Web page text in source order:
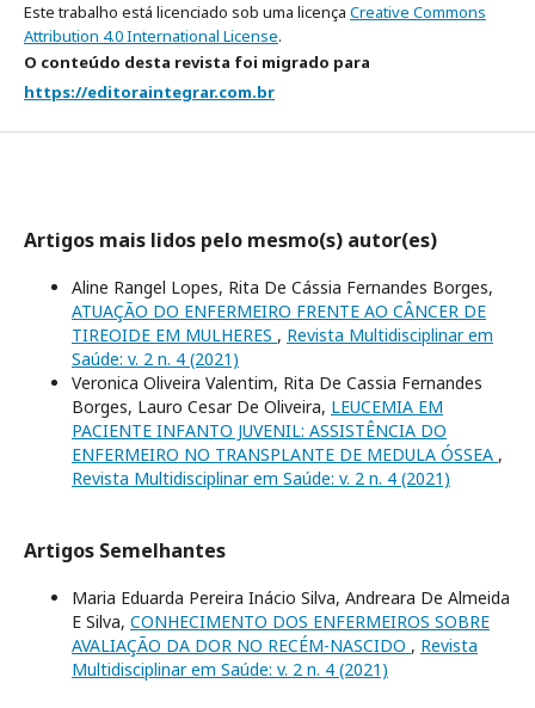
Este trabalho está licenciado sob uma licença Creative Commons
Attribution 4.0 International License.
O conteúdo desta revista foi migrado para
https://editoraintegrar.com.br
Artigos mais lidos pelo mesmo(s) autor(es)
Aline Rangel Lopes, Rita De Cássia Fernandes Borges,
ATUAÇÃO DO ENFERMEIRO FRENTE AO CÂNCER DE
TIREOIDE EM MULHERES , Revista Multidisciplinar em
Saúde: v. 2 n. 4 (2021)
Veronica Oliveira Valentim, Rita De Cassia Fernandes
Borges, Lauro Cesar De Oliveira, LEUCEMIA EM
PACIENTE INFANTO JUVENIL: ASSISTÊNCIA DO
ENFERMEIRO NO TRANSPLANTE DE MEDULA ÓSSEA ,
Revista Multidisciplinar em Saúde: v. 2 n. 4 (2021)
Artigos Semelhantes
Maria Eduarda Pereira Inácio Silva, Andreara De Almeida
E Silva, CONHECIMENTO DOS ENFERMEIROS SOBRE
AVALIAÇÃO DA DOR NO RECÉM-NASCIDO , Revista
Multidisciplinar em Saúde: v. 2 n. 4 (2021)